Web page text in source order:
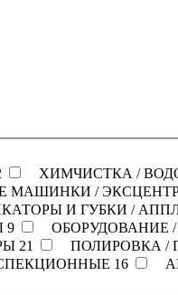
ХИМЧИСТКА /
МАШИНКИ /
И ГУБКИ /
9 ОБОРУДОВАНИЕ
21
ПОЛИРОВКА /
16